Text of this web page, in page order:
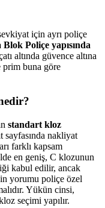
için ayrı poliçe
Poliçe yapısında
altında güvence altına
prim buna göre
standart kloz
nakliyat
farklı kapsam
en geniş, C klozunun
kabul edilir, ancak
yorumu poliçe özel
Yükün cinsi,
seçimi yapılır.